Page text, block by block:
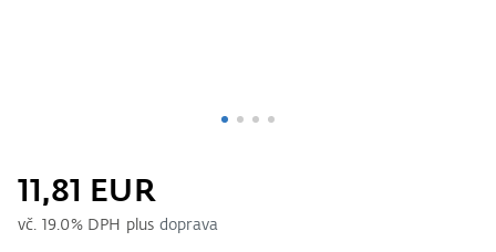
11,81 EUR
vč. 19.0% DPH plus doprava